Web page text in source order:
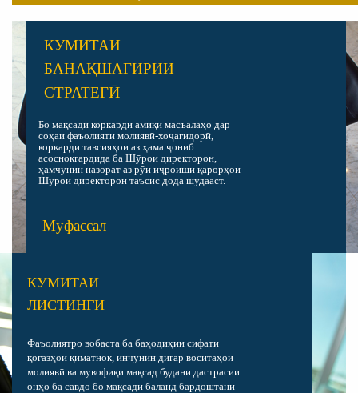
КУМИТАИ
БАНАҚШАГИРИИ
СТРАТЕГӢ
Бо мақсади коркарди амиқи масъалаҳо дар
соҳаи фаъолияти молиявӣ-хоҷагидорӣ,
коркарди тавсияҳои аз ҳама ҷониб
асоснокгардида ба Шӯрои директорон,
ҳамчунин назорат аз рӯи иҷроиши қарорҳои
Шӯрои директорон таъсис дода шудааст.
Муфассал
КУМИТАИ
ЛИСТИНГӢ
Фаъолиятро вобаста ба баҳодиҳии сифати
қоғазҳои қиматнок, инчунин дигар воситаҳои
молиявӣва мувофиқи мақсад будани дастрасии
онҳо ба савдо бо мақсади баланд бардоштани